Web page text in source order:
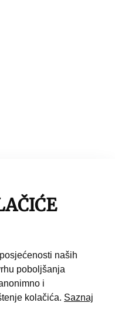
naših
poboljšanja
i
kolačića. Saznaj